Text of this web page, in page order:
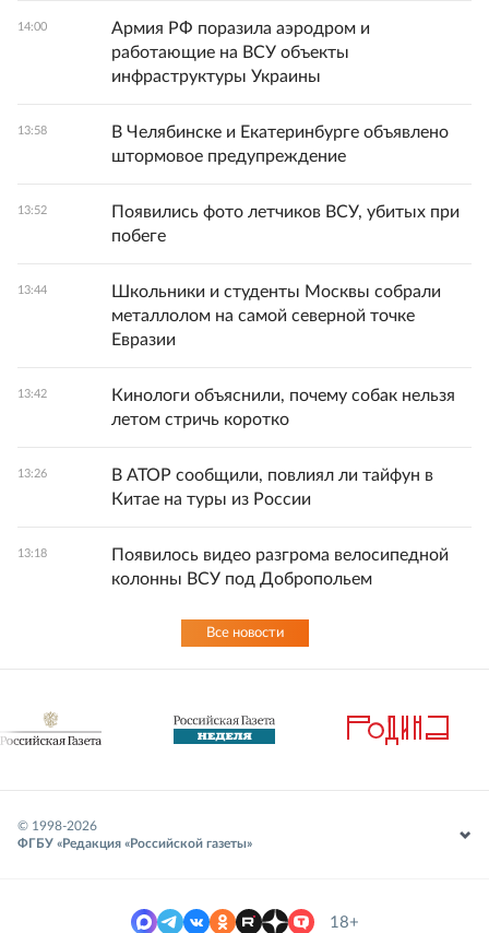
14:00
Армия РФ поразила аэродром и
работающие на ВСУ объекты
инфраструктуры Украины
13:58
В Челябинске и Екатеринбурге объявлено
штормовое предупреждение
13:52
Появились фото летчиков ВСУ, убитых при
побеге
13:44
Школьники и студенты Москвы собрали
металлолом на самой северной точке
Евразии
13:42
Кинологи объяснили, почему собак нельзя
летом стричь коротко
13:26
В АТОР сообщили, повлиял ли тайфун в
Китае на туры из России
13:18
Появилось видео разгрома велосипедной
колонны ВСУ под Добропольем
Все новости
© 1998-2026
ФГБУ «Редакция «Российской газеты»
18+